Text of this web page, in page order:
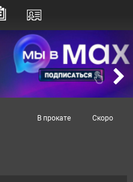
В прокате Скоро